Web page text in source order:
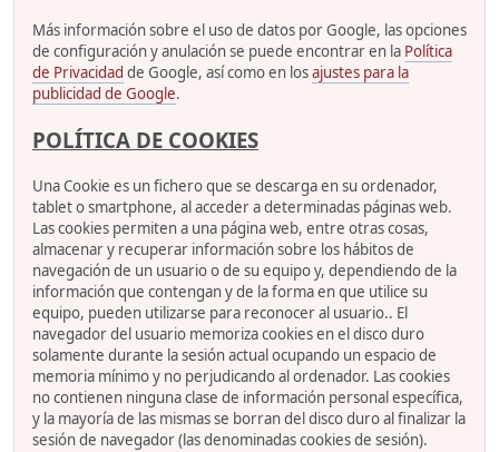
Más información sobre el uso de datos por Google, las opciones
de configuración y anulación se puede encontrar en la Política
de Privacidad de Google, así como en losajustes para la
publicidad de Google.
POLÍTICA DE COOKIES
Una Cookie es un fichero que se descarga en su ordenador,
tablet o smartphone, al acceder a determinadas páginas web.
Las cookies permiten a una página web, entre otras cosas,
almacenar y recuperar información sobre los hábitos de
navegación de un usuario o de su equipo y, dependiendo de la
información que contengan y de la forma en que utilice su
equipo, pueden utilizarse para reconocer al usuario.. El
navegador del usuario memoriza cookies en el disco duro
solamente durante la sesión actual ocupando un espacio de
memoria mínimo y no perjudicando al ordenador. Las cookies
no contienen ninguna clase de información personal específica,
y la mayoría de las mismas se borran del disco duro al finalizar la
sesión de navegador (las denominadas cookies de sesión).